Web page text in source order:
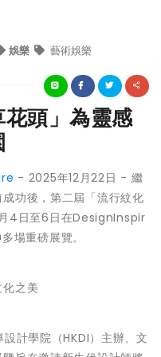
娛樂 藝術娛樂
頭」為靈感
- 2025年12月22日 - 繼
功後，第二屆「流行紋化
4日至6日在DesignInspir
場重磅展覽。
計學院（HKDI）主辦、文